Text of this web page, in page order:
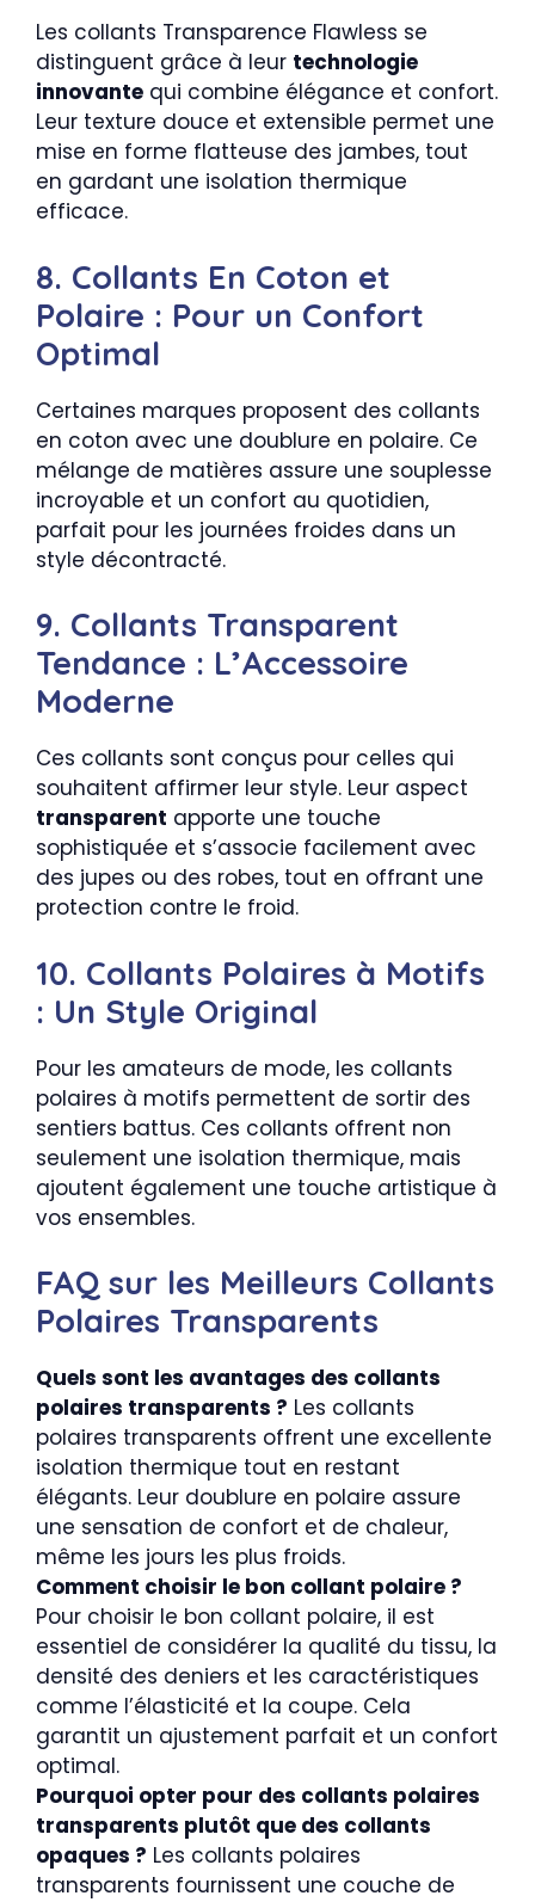
Les collants Transparence Flawless se
distinguent grâce à leur technologie
innovante qui combine élégance et confort.
Leur texture douce et extensible permet une
mise en forme flatteuse des jambes, tout
en gardant une isolation thermique
efficace.
8. Collants En Coton et
Polaire : Pour un Confort
Optimal
Certaines marques proposent des collants
en coton avec une doublure en polaire. Ce
mélange de matières assure une souplesse
incroyable et un confort au quotidien,
parfait pour les journées froides dans un
style décontracté.
9. Collants Transparent
Tendance : L’Accessoire
Moderne
Ces collants sont conçus pour celles qui
souhaitent affirmer leur style. Leur aspect
transparent apporte une touche
sophistiquée et s’associe facilement avec
des jupes ou des robes, tout en offrant une
protection contre le froid.
10. Collants Polaires à Motifs
: Un Style Original
Pour les amateurs de mode, les collants
polaires à motifs permettent de sortir des
sentiers battus. Ces collants offrent non
seulement une isolation thermique, mais
ajoutent également une touche artistique à
vos ensembles.
FAQ sur les Meilleurs Collants
Polaires Transparents
Quels sont les avantages des collants
polaires transparents ? Les collants
polaires transparents offrent une excellente
isolation thermique tout en restant
élégants. Leur doublure en polaire assure
une sensation de confort et de chaleur,
même les jours les plus froids.
Comment choisir le bon collant polaire ?
Pour choisir le bon collant polaire, il est
essentiel de considérer la qualité du tissu, la
densité des deniers et les caractéristiques
comme l’élasticité et la coupe. Cela
garantit un ajustement parfait et un confort
optimal.
Pourquoi opter pour des collants polaires
transparents plutôt que des collants
opaques ? Les collants polaires
transparents fournissent une couche de